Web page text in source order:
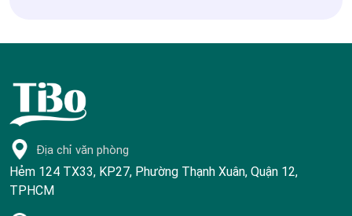
Địa chỉ văn phòng
Hẻm 124 TX33, KP27, Phường Thạnh Xuân, Quận 12,
TPHCM